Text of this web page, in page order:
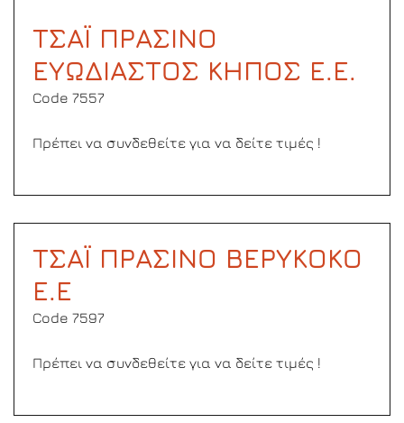
ΤΣΑΪ ΠΡΑΣΙΝΟ
ΕΥΩΔΙΑΣΤΟΣ ΚΗΠΟΣ Ε.Ε.
Code 7557
Πρέπει να συνδεθείτε για να δείτε τιμές !
ΤΣΑΪ ΠΡΑΣΙΝΟ ΒΕΡΥΚΟΚΟ
Ε.Ε
Code 7597
Πρέπει να συνδεθείτε για να δείτε τιμές !